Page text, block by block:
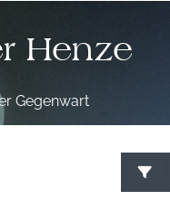
Henze
Gegenwart